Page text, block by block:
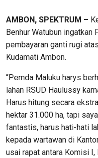
AMBON, SPEKTRUM –
Benhur Watubun
pembayaran ganti rugi
Kudamati Ambon.
“Pemda Maluku harys
lahan RSUD Haulussy
Harus hitung secara
hektar 31.000 ha, tapi
fantastis, harus hati-hati
kepada wartawan di
usai rapat antara Komisi